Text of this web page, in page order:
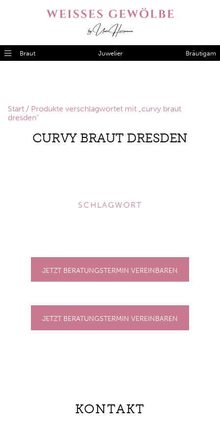
Braut Juwelier Bräutigam
Start / Produkte verschlagwortet mit „curvy braut
dresden“
CURVY BRAUT DRESDEN
SCHLAGWORT
JETZT BERATUNGSTERMIN VEREINBAREN
JETZT BERATUNGSTERMIN VEREINBAREN
KONTAKT